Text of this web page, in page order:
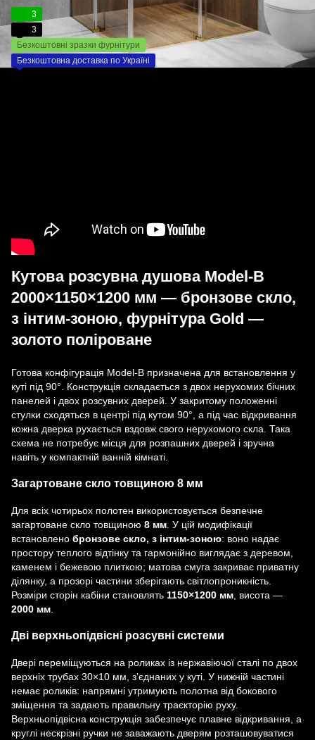
3
3
Безкоштовні зразки фурнітури
Безкоштовна доставка по Україні
Кутова розсувна душова Model-B
2000×1150×1200 мм — бронзове скло,
з інтим-зоною, фурнітура Gold —
золото поліроване
Готова конфігурація Model-B призначена для встановлення у
куті під 90°. Конструкція складається з двох нерухомих бічних
панелей і двох розсувних дверей. У закритому положенні
стулки сходяться в центрі під кутом 90°, а під час відкривання
кожна дверка рухається вздовж свого нерухомого скла. Така
схема не потребує місця для розпашних дверей і зручна
навіть у компактній ванній кімнаті.
Загартоване скло товщиною 8 мм
Для всіх чотирьох полотен використовується безпечне
загартоване скло товщиною 8 мм . У цій модифікації
встановлено бронзове скло, з інтим-зоною: воно надає
простору теплого відтінку та гармонійно виглядає з деревом,
каменем і бежевою плиткою; матова смуга закриває приватну
ділянку, а прозорі частини зберігають світлопроникність.
Розміри сторін кабіни становлять 1150×1200 мм , висота —
2000 мм
Дві верхньопідвісні розсувні системи
Двері переміщуються на роликах із нержавіючої сталі по двох
верхніх трубах 30×10 мм, з’єднаних у куті. У нижній частині
немає роликів: напрямні утримують полотна від бокового
зміщення та задають правильну траєкторію руху.
Верхньопідвісна конструкція забезпечує плавне відкривання, а
круглі нескрізні ручки не заважають дверям розташовуватися